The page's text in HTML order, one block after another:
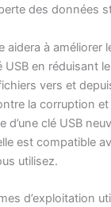
des données
aidera à améliorer
en réduisant
vers et
la corruption et
d’une clé USB
est compatible
utilisez.
d’exploitation